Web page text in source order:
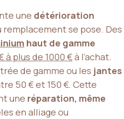
une détérioration
remplacement se pose. Des
haut de gamme
à plus de 1000 €à l’achat.
de gamme ou les jantes
50 € et 150 €. Cette
une réparation, même
en alliage ou